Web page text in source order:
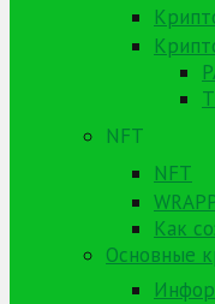
NFT
NFT
Как
Основные